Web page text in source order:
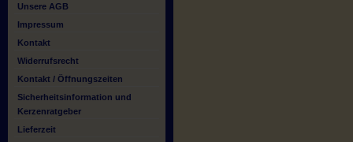
Unsere AGB
Impressum
Kontakt
Widerrufsrecht
Kontakt / Öffnungszeiten
Sicherheitsinformation und
Kerzenratgeber
Lieferzeit